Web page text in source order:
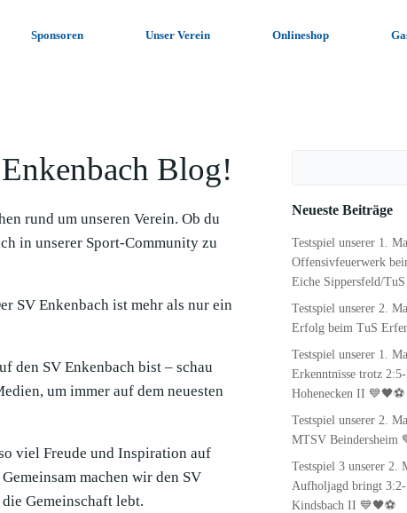
Sponsoren Unser Verein Onlineshop
Blog!
rund um unseren Verein. Ob du
in unserer Sport-Community zu
SV Enkenbach ist mehr als nur ein
den SV Enkenbach bist – schau
um immer auf dem neuesten
viel Freude und Inspiration auf
machen wir den SV
Gemeinschaft lebt.
Neueste Beiträge
Testspiel unserer 1.
Offensivfeuerwerk
Eiche Sippersfeld/
Testspiel unserer 2.
Erfolg beim TuS
Testspiel unserer 1.
Erkenntnisse trotz
Hohenecken II 💙🖤⚽
Testspiel unserer 2.
MTSV Beindersheim
Testspiel 3 unserer 2.
Aufholjagd bringt 3:2-
Kindsbach II 💙🖤⚽